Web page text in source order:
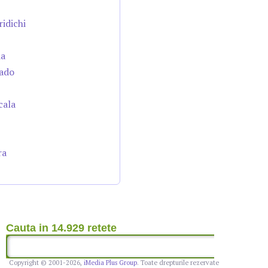
Cauta in 14.929 retete
Copyright © 2001-2026, iMedia Plus Group. Toate drepturile rezervate